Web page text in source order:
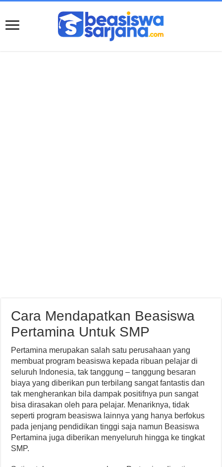
Cara Mendapatkan Beasiswa
Pertamina Untuk SMP
Pertamina merupakan salah satu perusahaan yang
membuat program beasiswa kepada ribuan pelajar di
seluruh Indonesia, tak tanggung – tanggung besaran
biaya yang diberikan pun terbilang sangat fantastis dan
tak mengherankan bila dampak positifnya pun sangat
bisa dirasakan oleh para pelajar. Menariknya, tidak
seperti program beasiswa lainnya yang hanya berfokus
pada jenjang pendidikan tinggi saja namun Beasiswa
Pertamina juga diberikan menyeluruh hingga ke tingkat
SMP.